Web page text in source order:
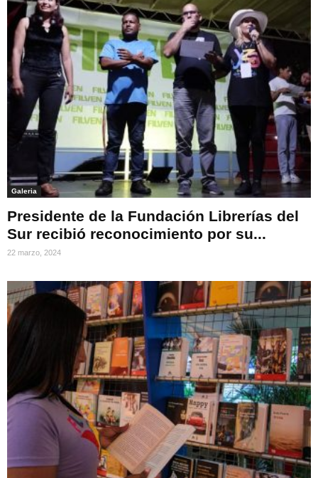
Galeria
Presidente de la Fundación Librerías del
Sur recibió reconocimiento por su...
22 marzo, 2024